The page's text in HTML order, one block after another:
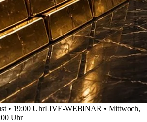
• 19:00 UhrLIVE-WEBINAR • Mittwoch,
Uhr